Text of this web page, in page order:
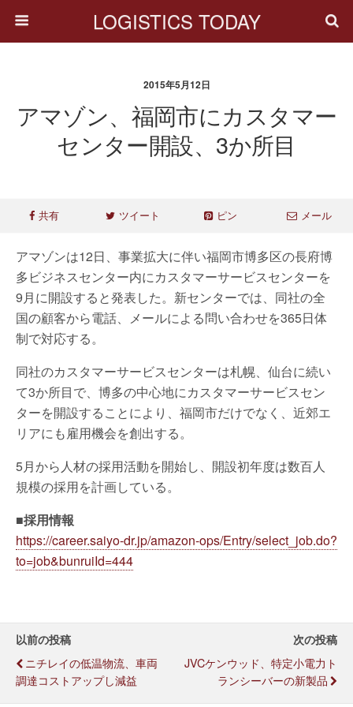
LOGISTICS TODAY
2015年5月12日
アマゾン、福岡市にカスタマー
センター開設、3か所目
共有 ツイート ピン メール
アマゾンは12日、事業拡大に伴い福岡市博多区の長府博
多ビジネスセンター内にカスタマーサービスセンターを
9月に開設すると発表した。新センターでは、同社の全
国の顧客から電話、メールによる問い合わせを365日体
制で対応する。
同社のカスタマーサービスセンターは札幌、仙台に続い
て3か所目で、博多の中心地にカスタマーサービスセン
ターを開設することにより、福岡市だけでなく、近郊エ
リアにも雇用機会を創出する。
5月から人材の採用活動を開始し、開設初年度は数百人
規模の採用を計画している。
■採用情報
https://career.saiyo-dr.jp/amazon-ops/Entry/select_job.do?
to=job&bunruiId=444
以前の投稿
ニチレイの低温物流、車両
調達コストアップし減益
次の投稿
JVCケンウッド、特定小電力ト
ランシーバーの新製品